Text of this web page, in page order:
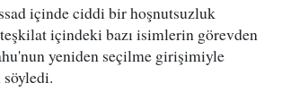
içinde ciddi bir hoşnutsuzluk
içindeki bazı isimlerin görevden
yeniden seçilme girişimiyle